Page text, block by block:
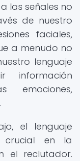
las señales no
de nuestro
faciales,
a menudo no
lenguaje
información
emociones,
el lenguaje
crucial en la
el reclutador.